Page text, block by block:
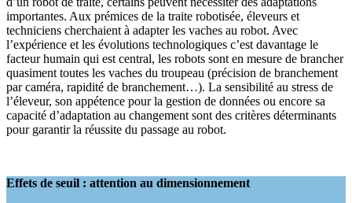
importantes. Aux prémices de la traite robotisée, éleveurs et
techniciens cherchaient à adapter les vaches au robot. Avec
l’expérience et les évolutions technologiques c’est davantage le
facteur humain qui est central, les robots sont en mesure de brancher
quasiment toutes les vaches du troupeau (précision de branchement
par caméra, rapidité de branchement…). La sensibilité au stress de
l’éleveur, son appétence pour la gestion de données ou encore sa
capacité d’adaptation au changement sont des critères déterminants
pour garantir la réussite du passage au robot.
Effets de seuil : attention au dimensionnement